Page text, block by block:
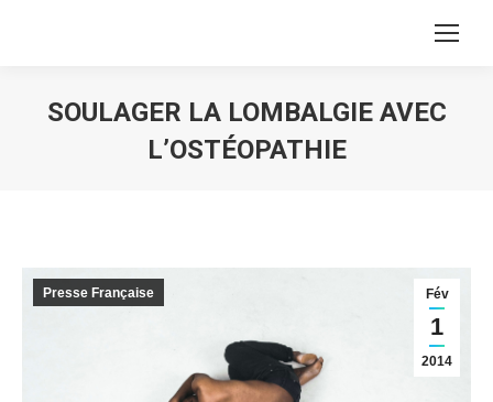
SOULAGER LA LOMBALGIE AVEC
L’OSTÉOPATHIE
Fév
1
2014
Presse Française